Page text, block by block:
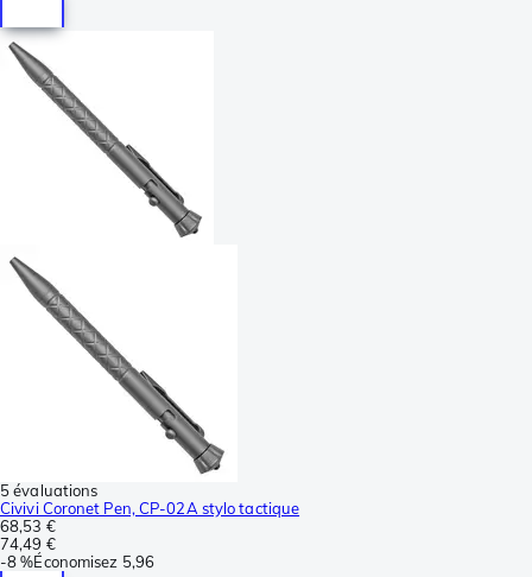
5 évaluations
Civivi Coronet Pen, CP-02A stylo tactique
68,53 €
74,49 €
-8 %Économisez 5,96